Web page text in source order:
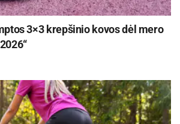
3×3 krepšinio kovos dėl mero